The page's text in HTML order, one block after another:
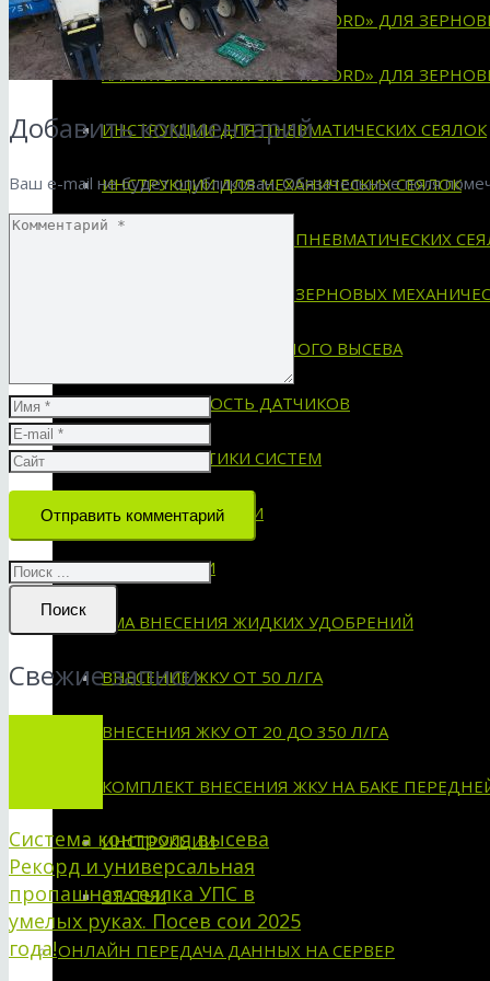
ХАРАКТЕРИСТИКИ СКВ «RECORD» ДЛЯ
ХАРАКТЕРИСТИКИ СКВ «RECORD» ДЛЯ
ИНСТРУКЦИИ ДЛЯ ПНЕВМАТИЧЕСКИХ СЕЯЛОК
ИНСТРУКЦИИ ДЛЯ МЕХАНИЧЕСКИХ СЕЯЛОК
СХЕМЫ УСТАНОВКИ НА ПНЕВМАТИЧЕСКИХ
СХЕМЫ УСТАНОВКИ НА ЗЕРНОВЫХ
СИСТЕМА ДЛЯ СЕЯЛОК ТОЧНОГО ВЫСЕВА
ПРИМЕНЯЕМОСТЬ ДАТЧИКОВ
ХАРАКТЕРИСТИКИ СИСТЕМ
СХЕМЫ УСТАНОВКИ
ИНСТРУКЦИИ
СИСТЕМА ВНЕСЕНИЯ ЖИДКИХ УДОБРЕНИЙ
ВНЕСЕНИЕ ЖКУ ОТ 50 Л/ГА
ВНЕСЕНИЯ ЖКУ ОТ 20 ДО 350 Л/ГА
КОМПЛЕКТ ВНЕСЕНИЯ ЖКУ НА БАКЕ
ИНСТРУКЦИИ
СТАТЬИ
ОНЛАЙН ПЕРЕДАЧА ДАННЫХ НА СЕРВЕР
Добавить комментарий
Ваш e-mail не будет опубликован.Обязательные поля
Отправить комментарий
Поиск
Свежие записи
Система контроля высева
Рекорд и универсальная
пропашная сеялка УПС в
умелых руках. Посев сои 2025
года!